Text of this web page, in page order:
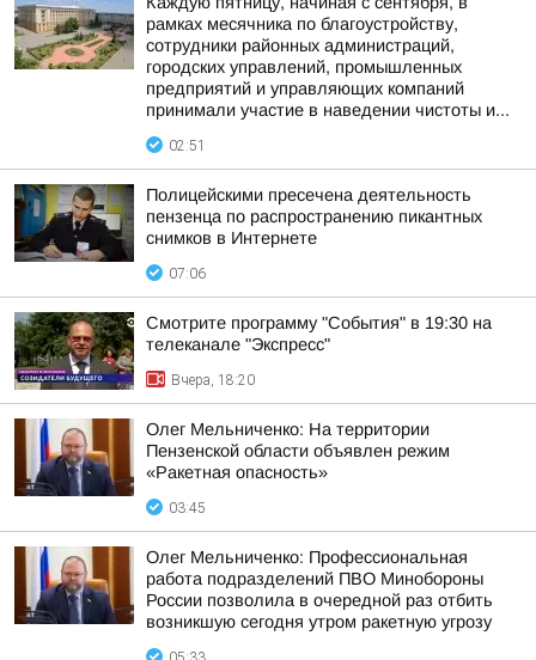
рамках месячника по благоустройству,
сотрудники районных администраций,
городских управлений, промышленных
предприятий и управляющих компаний
принимали участие в наведении чистоты и...
02:51
Полицейскими пресечена деятельность
пензенца по распространению пикантных
снимков в Интернете
07:06
Смотрите программу "События" в 19:30 на
телеканале "Экспресс"
Вчера, 18:20
Олег Мельниченко: На территории
Пензенской области объявлен режим
«Ракетная опасность»
03:45
Олег Мельниченко: Профессиональная
работа подразделений ПВО Минобороны
России позволила в очередной раз отбить
возникшую сегодня утром ракетную угрозу